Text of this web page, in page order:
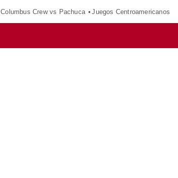
Columbus Crew vs Pachuca Juegos Centroamericanos